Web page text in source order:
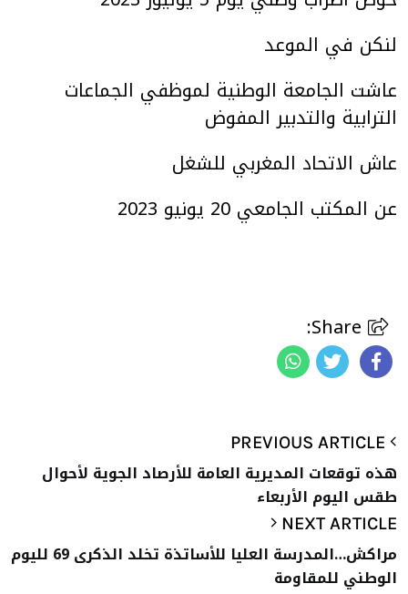
لنكن في الموعد
عاشت الجامعة الوطنية لموظفي الجماعات
الترابية والتدبير المفوض
عاش الاتحاد المغربي للشغل
عن المكتب الجامعي 20 يونيو 2023
هذه توقعات المديرية العامة للأرصاد الجوية لأحوال
طقس اليوم الأربعاء
NEXT ARTICLE
مراكش…المدرسة العليا للأساتذة تخلد الذكرى 69 لليوم
الوطني للمقاومة